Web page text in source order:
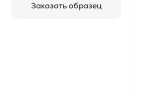
Заказать образец